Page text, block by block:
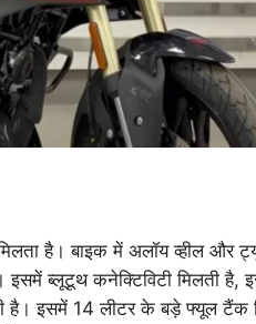
है। बाइक में अलॉय व्हील और
ब्लूटूथ कनेक्टिविटी मिलती है,
है। इसमें 14 लीटर के बड़े फ्यूल टैंक